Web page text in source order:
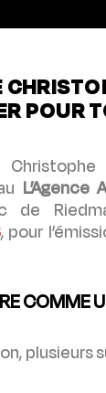
POUR
L’Agence
de
, pour
COMME
plusieurs